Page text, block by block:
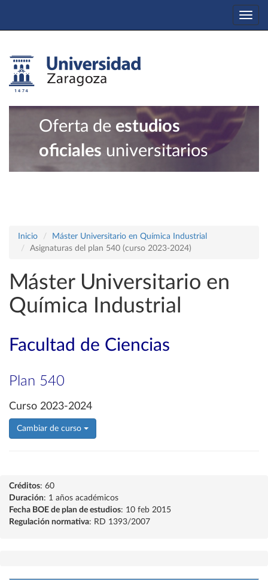
Oferta de estudios
oficiales universitarios
Inicio
Máster Universitario en Química Industrial
Asignaturas del plan 540 (curso 2023-2024)
Máster Universitario en
Química Industrial
Facultad de Ciencias
Plan 540
Curso 2023-2024
Cambiar de curso
Créditos: 60
Duración: 1 años académicos
Fecha BOE de plan de estudios: 10 feb 2015
Regulación normativa: RD 1393/2007